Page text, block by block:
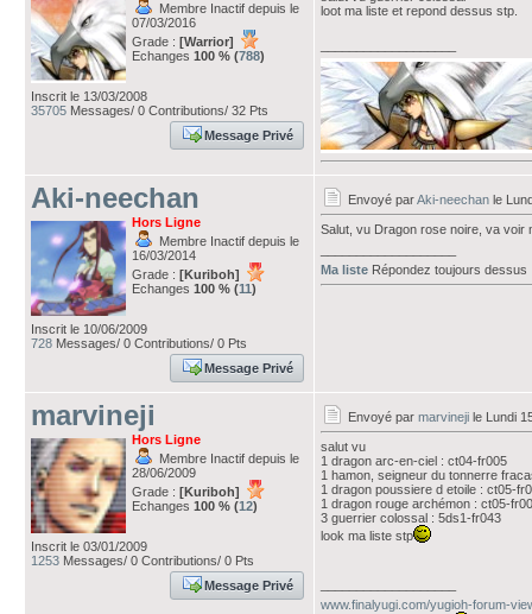
Membre Inactif depuis le
07/03/2016
Grade : [Warrior]
Echanges 100 % (788)
Inscrit le 13/03/2008
35705 Messages/ 0 Contributions/ 32 Pts
Message Privé
loot ma liste et repond dessus stp.
Aki-neechan
Hors Ligne
Membre Inactif depuis le
16/03/2014
Grade : [Kuriboh]
Echanges 100 % (11)
Inscrit le 10/06/2009
728 Messages/ 0 Contributions/ 0 Pts
Message Privé
Envoyé parAki-neechan le
Salut, vu Dragon rose noire, va voir
Ma liste Répondez toujours dessus
marvineji
Hors Ligne
Membre Inactif depuis le
28/06/2009
Grade : [Kuriboh]
Echanges 100 % (12)
Inscrit le 03/01/2009
1253 Messages/ 0 Contributions/ 0 Pts
Message Privé
Envoyé par marvineji le Lundi
salut vu
1 dragon arc-en-ciel : ct04-fr005
1 hamon, seigneur du tonnerre
1 dragon poussiere d etoile : ct05-
1 dragon rouge archémon : ct05-
3 guerrier colossal : 5ds1-fr043
look ma liste stp
www.finalyugi.com/yugioh-forum-